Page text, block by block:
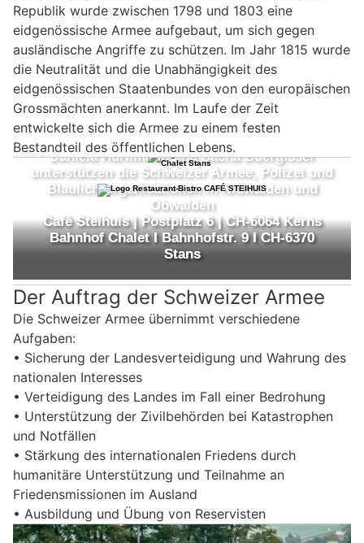
Republik wurde zwischen 1798 und 1803 eine
eidgenössische Armee aufgebaut, um sich gegen
ausländische Angriffe zu schützen. Im Jahr 1815 wurde
die Neutralität und die Unabhängigkeit des
eidgenössischen Staatenbundes von den europäischen
Grossmächten anerkannt. Im Laufe der Zeit
entwickelte sich die Armee zu einem festen
Bestandteil des öffentlichen Lebens.
Der Auftrag der Schweizer Armee
Die Schweizer Armee übernimmt verschiedene
Aufgaben:
• Sicherung der Landesverteidigung und Wahrung des
nationalen Interesses
• Verteidigung des Landes im Fall einer Bedrohung
• Unterstützung der Zivilbehörden bei Katastrophen
und Notfällen
• Stärkung des internationalen Friedens durch
humanitäre Unterstützung und Teilnahme an
Friedensmissionen im Ausland
• Ausbildung und Übung von Reservisten